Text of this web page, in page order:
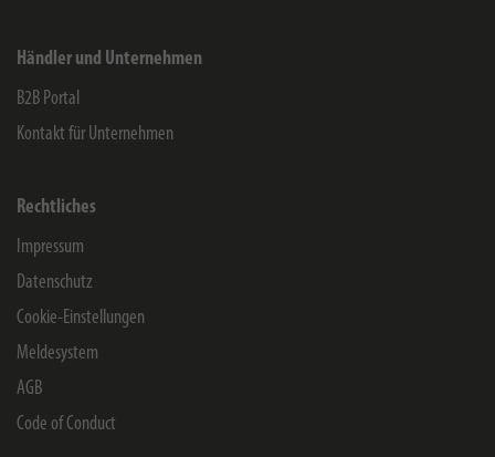
Händler und Unternehmen
B2B Portal
Kontakt für Unternehmen
Rechtliches
Impressum
Datenschutz
Cookie-Einstellungen
Meldesystem
AGB
Code of Conduct